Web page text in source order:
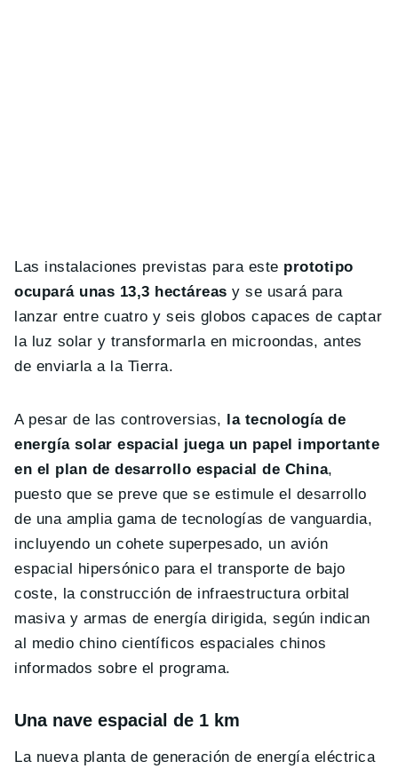
Las instalaciones previstas para este prototipo
ocupará unas 13,3 hectáreas y se usará para
lanzar entre cuatro y seis globos capaces de captar
la luz solar y transformarla en microondas, antes
de enviarla a la Tierra.
A pesar de las controversias, la tecnología de
energía solar espacial juega un papel importante
en el plan de desarrollo espacial de China,
puesto que se preve que se estimule el desarrollo
de una amplia gama de tecnologías de vanguardia,
incluyendo un cohete superpesado, un avión
espacial hipersónico para el transporte de bajo
coste, la construcción de infraestructura orbital
masiva y armas de energía dirigida, según indican
al medio chino científicos espaciales chinos
informados sobre el programa.
Una nave espacial de 1 km
La nueva planta de generación de energía eléctrica